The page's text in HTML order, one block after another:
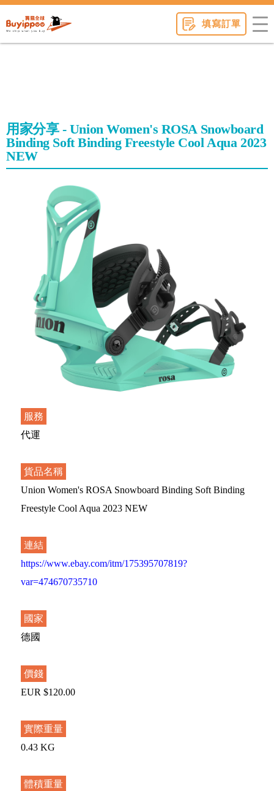
填寫訂單
用家分享 - Union Women's ROSA Snowboard
Binding Soft Binding Freestyle Cool Aqua 2023
NEW
服務
代運
貨品名稱
Union Women's ROSA Snowboard Binding Soft Binding
Freestyle Cool Aqua 2023 NEW
連結
https://www.ebay.com/itm/175395707819?
var=474670735710
國家
德國
價錢
EUR $120.00
實際重量
0.43 KG
體積重量